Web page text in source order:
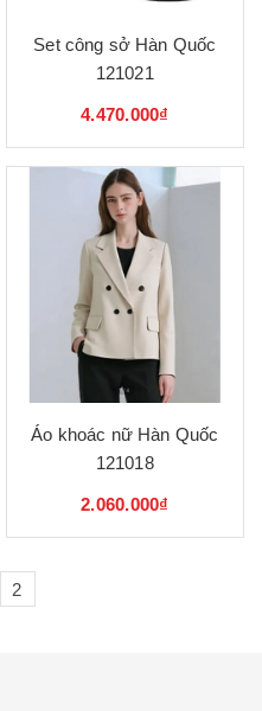
Set công sở Hàn Quốc
121021
4.470.000₫
Áo khoác nữ Hàn Quốc
121018
2.060.000₫
2